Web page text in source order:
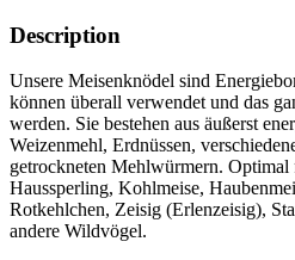
Description
Unsere Meisenknödel sind
können überall verwendet und das
werden. Sie bestehen aus äußerst
Weizenmehl, Erdnüssen,
getrockneten Mehlwürmern.
Haussperling, Kohlmeise,
Rotkehlchen, Zeisig (Erlenzeisig),
andere Wildvögel.